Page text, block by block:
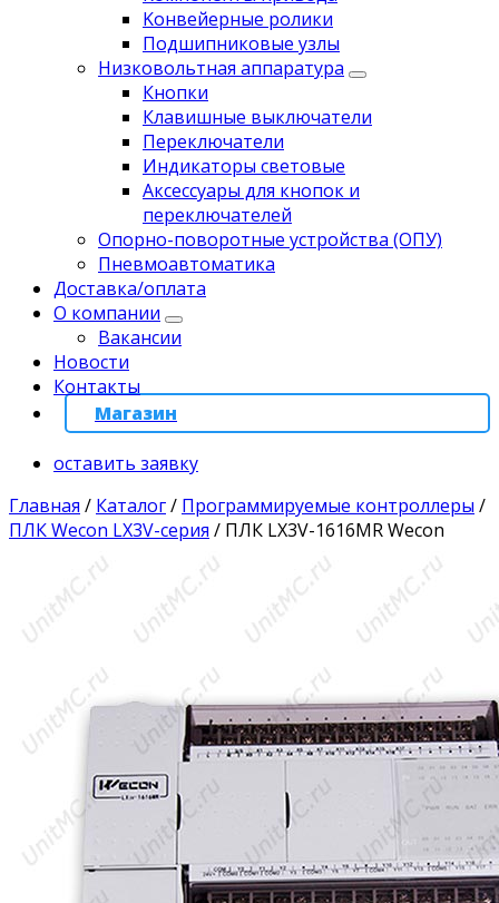
Koнвейерныe pолики
Подшипниковые узлы
Низковольтная аппаратура
Кнопки
Клавишные выключатели
Переключатели
Индикаторы световые
Аксессуары для кнопок и
переключателей
Опорно-поворотные устройства (ОПУ)
Пневмоавтоматика
Доставка/оплата
О компании
Вакансии
Новости
Контакты
Магазин
оставить заявку
Главная / Каталог/ Программируемые контроллеры /
ПЛК Wecon LX3V-серия / ПЛК LX3V-1616MR Wecon